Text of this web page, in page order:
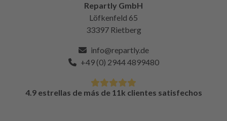
Repartly GmbH
Löfkenfeld 65
33397 Rietberg
info@repartly.de
+49 (0) 2944 4899480
4.9 estrellas de más de 11k clientes satisfechos